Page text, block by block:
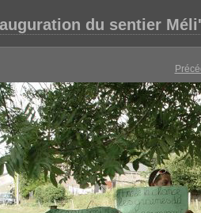
du sentier